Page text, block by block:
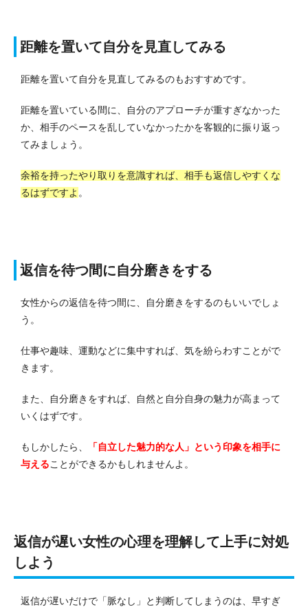
距離を置いて自分を見直してみる
距離を置いて自分を見直してみるのもおすすめです。
距離を置いている間に、自分のアプローチが重すぎなかった
か、相手のペースを乱していなかったかを客観的に振り返っ
てみましょう。
余裕を持ったやり取りを意識すれば、相手も返信しやすくな
るはずですよ 。
返信を待つ間に自分磨きをする
女性からの返信を待つ間に、自分磨きをするのもいいでしょ
う。
仕事や趣味、運動などに集中すれば、気を紛らわすことがで
きます。
また、自分磨きをすれば、自然と自分自身の魅力が高まって
いくはずです。
もしかしたら、
「自立した魅力的な人」という印象を相手に
与えることができるかもしれませんよ。
返信が遅い女性の心理を理解して上手に対処
しよう
返信が遅いだけで「脈なし」と判断してしまうのは、早すぎ